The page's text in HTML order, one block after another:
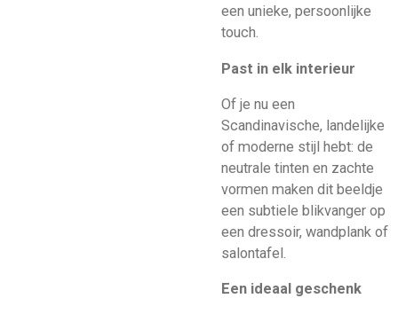
een unieke, persoonlijke
touch.
Past in elk interieur
Of je nu een
Scandinavische, landelijke
of moderne stijl hebt: de
neutrale tinten en zachte
vormen maken dit beeldje
een subtiele blikvanger op
een dressoir, wandplank of
salontafel.
Een ideaal geschenk